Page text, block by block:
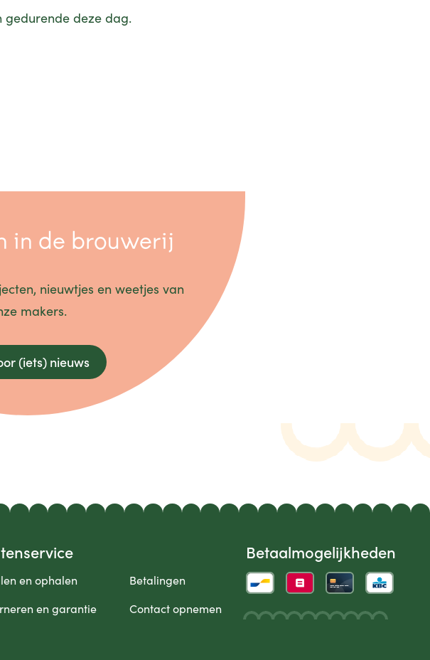
gedurende deze dag.
in de brouwerij
nieuwtjes en weetjes van
makers.
(iets) nieuws
en ophalen
Betalingen
en garantie
Contact opnemen
Betaalmogelijkheden